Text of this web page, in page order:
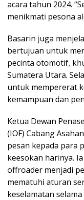
acara tahun 2024.
menikmati pesona
Basarin juga
bertujuan untuk
pecinta otomotif,
Sumatera Utara.
untuk mempererat
kemampuan dan
Ketua Dewan
(IOF) Cabang
pesan kepada para
keesokan harinya.
offroader menjadi
mematuhi aturan
keselamatan